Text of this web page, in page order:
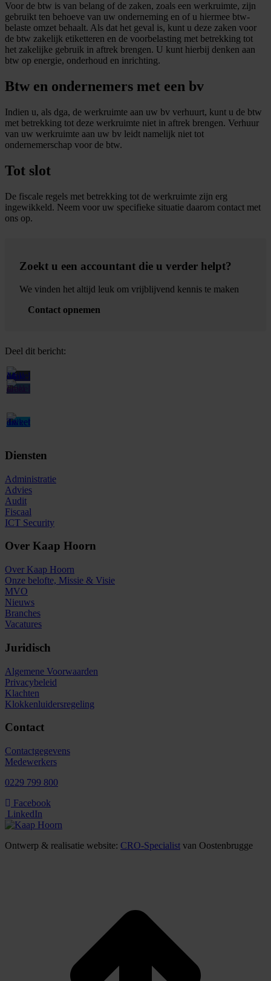
Voor de btw is van belang of de zaken, zoals een werkruimte, zijn
gebruikt ten behoeve van uw onderneming en of u hiermee btw-
belaste omzet behaalt. Als dat het geval is, kunt u deze zaken voor
de btw zakelijk etiketteren en de voorbelasting met betrekking tot
het zakelijke gebruik in aftrek brengen. U kunt hierbij denken aan
btw op energie, onderhoud en inrichting.
Btw en ondernemers met een bv
Indien u, als dga, de werkruimte aan uw bv verhuurt, kunt u de btw
met betrekking tot deze werkruimte niet in aftrek brengen. Verhuur
van uw werkruimte aan uw bv leidt namelijk niet tot
ondernemerschap voor de btw.
Tot slot
De fiscale regels met betrekking tot de werkruimte zijn erg
ingewikkeld. Neem voor uw specifieke situatie daarom contact met
ons op.
Zoekt u een accountant die u verder helpt?
We vinden het altijd leuk om vrijblijvend kennis te maken
Contact opnemen
Deel dit bericht:
Diensten
Administratie
Advies
Audit
Fiscaal
ICT Security
Over Kaap Hoorn
Over Kaap Hoorn
Onze belofte, Missie & Visie
MVO
Nieuws
Branches
Vacatures
Juridisch
Algemene Voorwaarden
Privacybeleid
Klachten
Klokkenluidersregeling
Contact
Contactgegevens
Medewerkers
0229 799 800
Facebook
LinkedIn
Ontwerp & realisatie website: CRO-Specialist van Oostenbrugge